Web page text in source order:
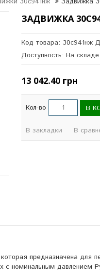
ЗАДВИЖКА
Код товара: 30с941нж
Доступность: На складе
13 042.40 грн
Кол-во В
В закладки В
предназначена для
с номинальным давлением